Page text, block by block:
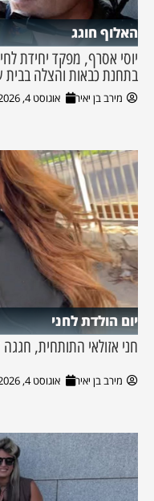
האלוף חוגג
יוסי אסרף, מפקד יחידת
בתחנת כבאות והצלה
מירב בן יאיר אוגוסט 4, 2026
יום הולדת לחני
חני אזולאי התותחית,
מירב בן יאיר אוגוסט 4, 2026